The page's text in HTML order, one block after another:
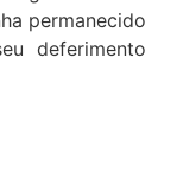
permanecido
deferimento